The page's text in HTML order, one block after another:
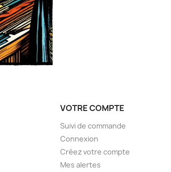
VOTRE COMPTE
Suivi de commande
Connexion
Créez votre compte
Mes alertes